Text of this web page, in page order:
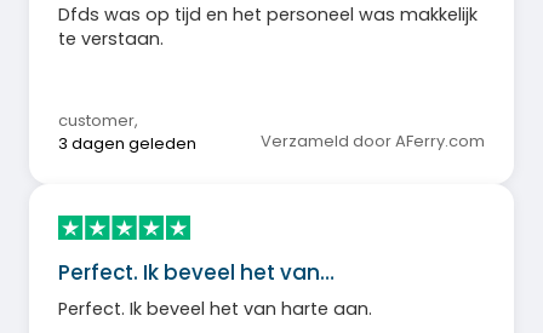
Dfds was op tijd en het personeel was makkelijk
te verstaan.
customer,
3 dagen geleden
Verzameld door AFerry.com
Perfect. Ik beveel het van…
Perfect. Ik beveel het van harte aan.